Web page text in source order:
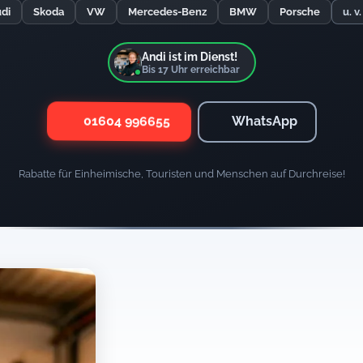
Skoda VW Mercedes-Benz BMW Porsche u.
Andi ist im Dienst!
Bis 17Uhr erreichbar
01604 996655 WhatsApp
Rabatte für Einheimische, Touristen und Menschen auf Durchreise!